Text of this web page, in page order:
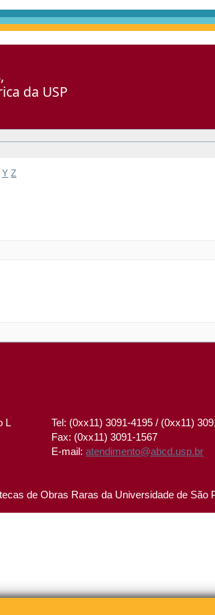
da USP
Y Z
L
Tel: (0xx11) 3091-4195 / (0xx11)
Fax: (0xx11) 3091-1567
E-mail:atendimento@abcd.usp.br
de Obras Raras da Universidade de São